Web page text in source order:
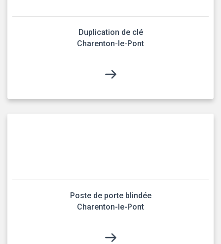
Duplication de clé
Charenton-le-Pont
Poste de porte blindée
Charenton-le-Pont